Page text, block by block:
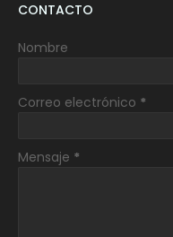
CONTACTO
Nombre
Correo electrónico *
Mensaje *